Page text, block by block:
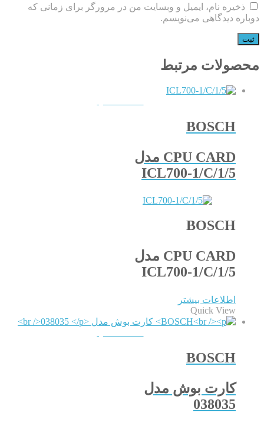
ذخیره نام، ایمیل و وبسایت من در مرورگر برای زمانی که
دوباره دیدگاهی می‌نویسم.
محصولات مرتبط
BOSCH
CPU CARD مدل
ICL700-1/C/1/5
BOSCH
CPU CARD مدل
ICL700-1/C/1/5
اطلاعات بیشتر
Quick View
BOSCH
کارت بوش مدل
038035